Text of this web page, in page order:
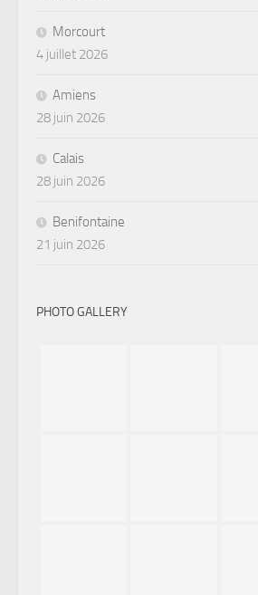
Morcourt
4 juillet 2026
Amiens
28 juin 2026
Calais
28 juin 2026
Benifontaine
21 juin 2026
PHOTO GALLERY